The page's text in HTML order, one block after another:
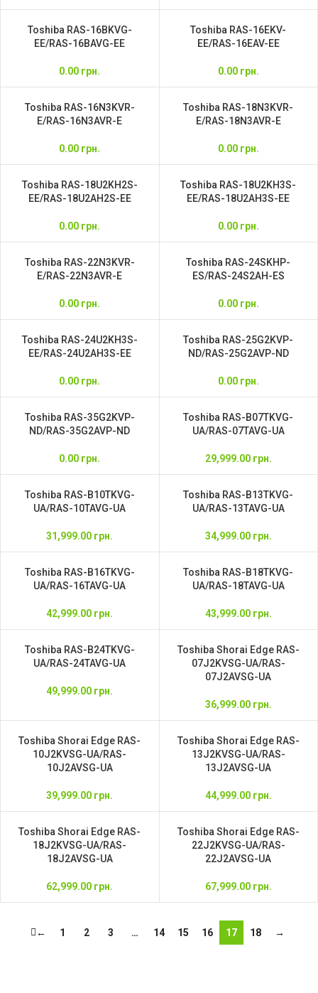
Toshiba RAS-16BKVG-
EE/RAS-16BAVG-EE
0.00 грн.
Toshiba RAS-16EKV-
EE/RAS-16EAV-EE
0.00 грн.
Toshiba RAS-16N3KVR-
E/RAS-16N3AVR-E
0.00 грн.
Toshiba RAS-18N3KVR-
E/RAS-18N3AVR-E
0.00 грн.
Toshiba RAS-18U2KH2S-
EE/RAS-18U2AH2S-EE
0.00 грн.
Toshiba RAS-18U2KH3S-
EE/RAS-18U2AH3S-EE
0.00 грн.
Toshiba RAS-22N3KVR-
E/RAS-22N3AVR-E
0.00 грн.
Toshiba RAS-24SKHP-
ES/RAS-24S2AH-ES
0.00 грн.
Toshiba RAS-24U2KH3S-
EE/RAS-24U2AH3S-EE
0.00 грн.
Toshiba RAS-25G2KVP-
ND/RAS-25G2AVP-ND
0.00 грн.
Toshiba RAS-35G2KVP-
ND/RAS-35G2AVP-ND
0.00 грн.
Toshiba RAS-B07TKVG-
UA/RAS-07TAVG-UA
29,999.00 грн.
Toshiba RAS-B10TKVG-
UA/RAS-10TAVG-UA
31,999.00 грн.
Toshiba RAS-B13TKVG-
UA/RAS-13TAVG-UA
34,999.00 грн.
Toshiba RAS-B16TKVG-
UA/RAS-16TAVG-UA
42,999.00 грн.
Toshiba RAS-B18TKVG-
UA/RAS-18TAVG-UA
43,999.00 грн.
Toshiba RAS-B24TKVG-
UA/RAS-24TAVG-UA
49,999.00 грн.
Toshiba Shorai Edge RAS-
07J2KVSG-UA/RAS-
07J2AVSG-UA
36,999.00 грн.
Toshiba Shorai Edge RAS-
10J2KVSG-UA/RAS-
10J2AVSG-UA
39,999.00 грн.
Toshiba Shorai Edge RAS-
13J2KVSG-UA/RAS-
13J2AVSG-UA
44,999.00 грн.
Toshiba Shorai Edge RAS-
18J2KVSG-UA/RAS-
18J2AVSG-UA
62,999.00 грн.
Toshiba Shorai Edge RAS-
22J2KVSG-UA/RAS-
22J2AVSG-UA
67,999.00 грн.
← 1 2 3 … 14 15 16 17 18 →